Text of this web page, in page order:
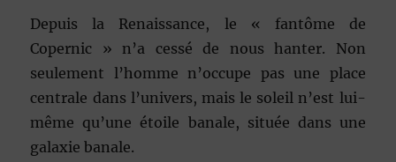
Depuis la Renaissance, le « fantôme de
Copernic » n’a cessé de nous hanter. Non
seulement l’homme n’occupe pas une place
centrale dans l’univers, mais le soleil n’est lui-
même qu’une étoile banale, située dans une
galaxie banale.